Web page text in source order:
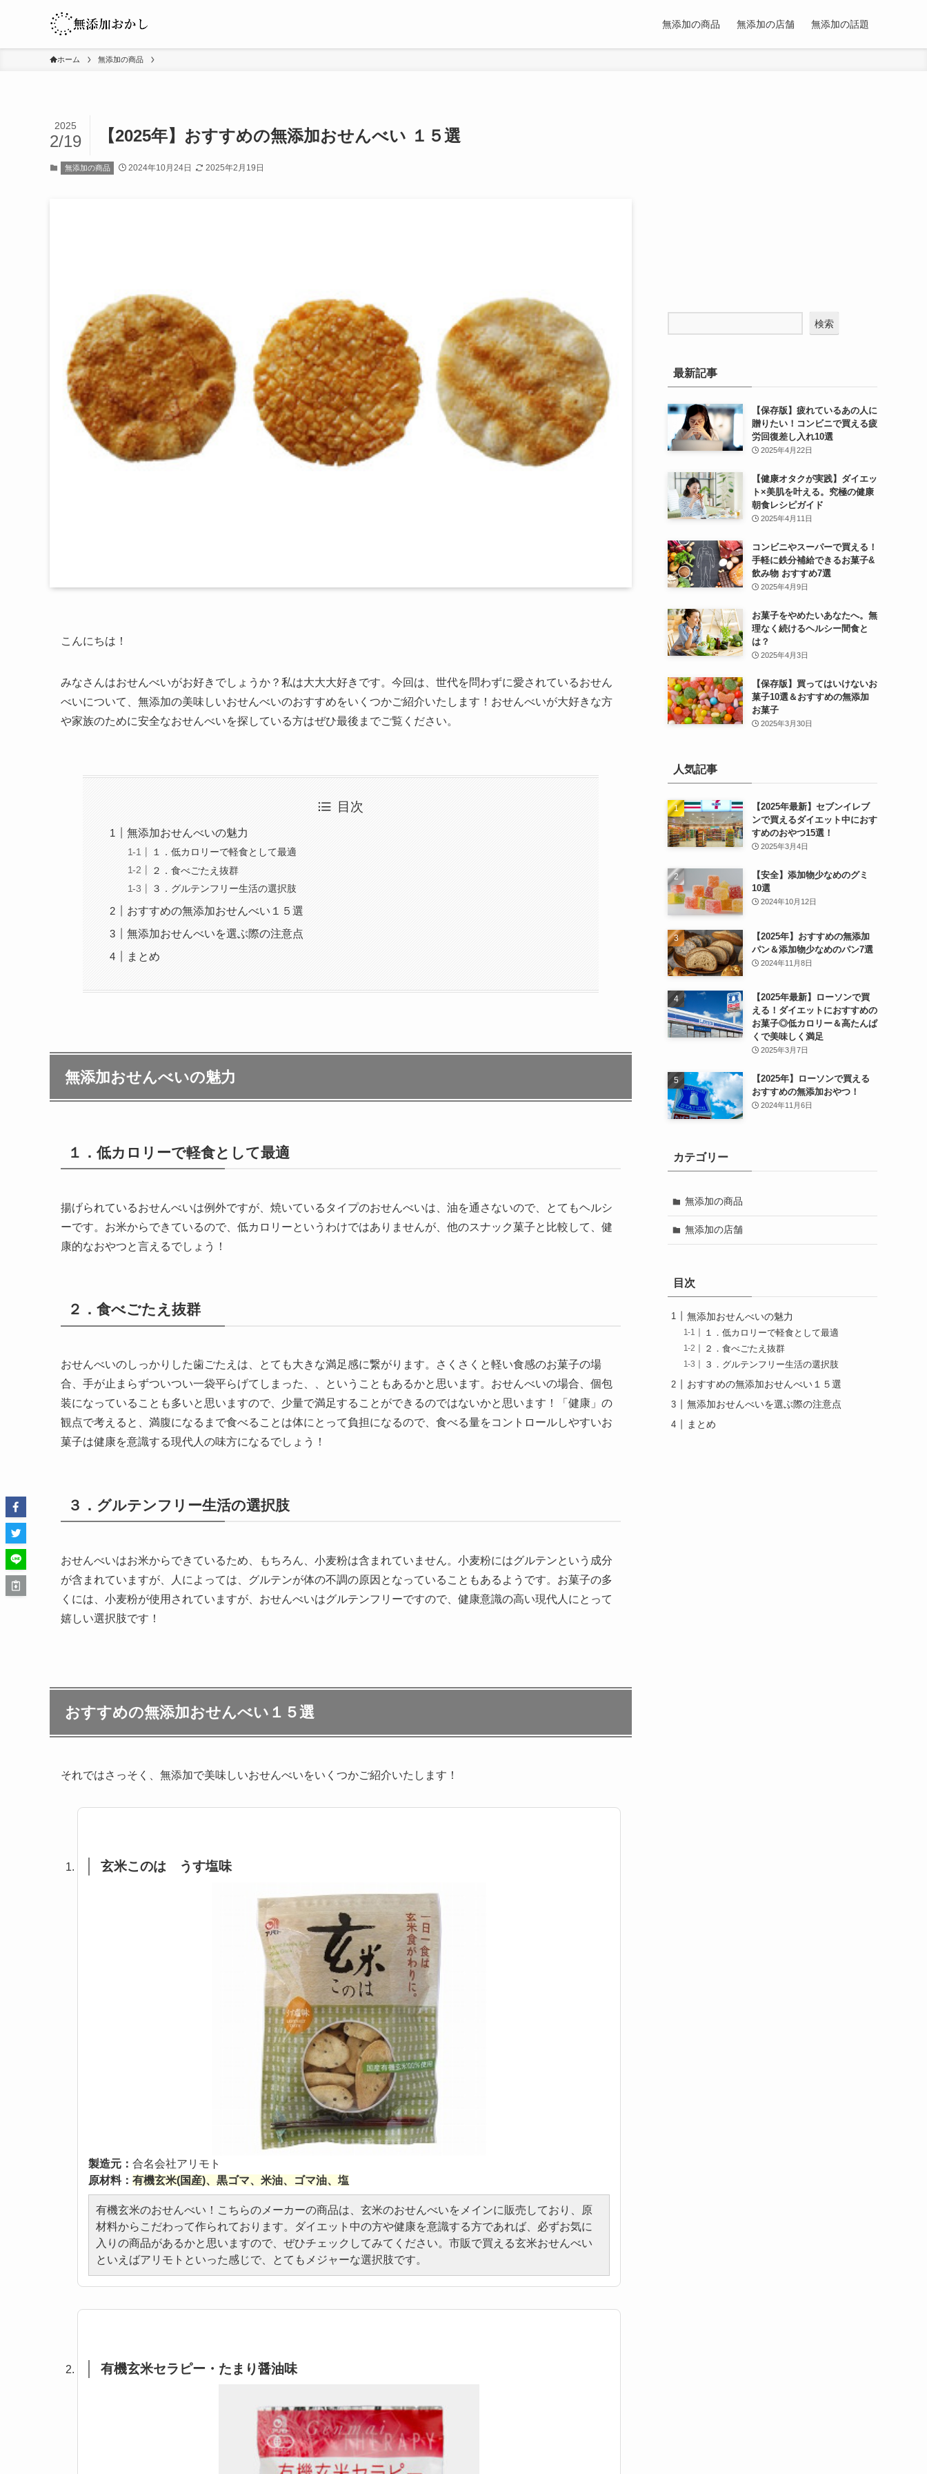
無添加の商品 無添加の店舗 無添加の話題
ホーム 無添加の商品
【2025年】おすすめの無添加おせんべい １５選
2025
2/19
無添加の商品 2024年10月24日 2025年2月19日
こんにちは！
みなさんはおせんべいがお好きでしょうか？私は大大大好きです。今回は、世代を問わずに愛されているおせん
べいについて、無添加の美味しいおせんべいのおすすめをいくつかご紹介いたします！おせんべいが大好きな方
や家族のために安全なおせんべいを探している方はぜひ最後までご覧ください。
目次
無添加おせんべいの魅力
１．低カロリーで軽食として最適
２．食べごたえ抜群
３．グルテンフリー生活の選択肢
おすすめの無添加おせんべい１５選
無添加おせんべいを選ぶ際の注意点
まとめ
無添加おせんべいの魅力
１．低カロリーで軽食として最適
揚げられているおせんべいは例外ですが、焼いているタイプのおせんべいは、油を通さないので、とてもヘルシ
ーです。お米からできているので、低カロリーというわけではありませんが、他のスナック菓子と比較して、健
康的なおやつと言えるでしょう！
２．食べごたえ抜群
おせんべいのしっかりした歯ごたえは、とても大きな満足感に繋がります。さくさくと軽い食感のお菓子の場
合、手が止まらずついつい一袋平らげてしまった、、ということもあるかと思います。おせんべいの場合、個包
装になっていることも多いと思いますので、少量で満足することができるのではないかと思います！「健康」の
観点で考えると、満腹になるまで食べることは体にとって負担になるので、食べる量をコントロールしやすいお
菓子は健康を意識する現代人の味方になるでしょう！
３．グルテンフリー生活の選択肢
おせんべいはお米からできているため、もちろん、小麦粉は含まれていません。小麦粉にはグルテンという成分
が含まれていますが、人によっては、グルテンが体の不調の原因となっていることもあるようです。お菓子の多
くには、小麦粉が使用されていますが、おせんべいはグルテンフリーですので、健康意識の高い現代人にとって
嬉しい選択肢です！
おすすめの無添加おせんべい１５選
それではさっそく、無添加で美味しいおせんべいをいくつかご紹介いたします！
玄米このは うす塩味
製造元： 合名会社アリモト
原材料： 有機玄米(国産)、黒ゴマ、米油、ゴマ油、塩
有機玄米のおせんべい！こちらのメーカーの商品は、玄米のおせんべいをメインに販売しており、原
材料からこだわって作られております。ダイエット中の方や健康を意識する方であれば、必ずお気に
入りの商品があるかと思いますので、ぜひチェックしてみてください。市販で買える玄米おせんべい
といえばアリモトといった感じで、とてもメジャーな選択肢です。
有機玄米セラピー・たまり醤油味
検索
最新記事
【保存版】疲れているあの人に
贈りたい！コンビニで買える疲
労回復差し入れ10選
2025年4月22日
【健康オタクが実践】ダイエッ
ト×美肌を叶える。究極の健康
朝食レシピガイド
2025年4月11日
コンビニやスーパーで買える！
手軽に鉄分補給できるお菓子&
飲み物 おすすめ7選
2025年4月9日
お菓子をやめたいあなたへ。無
理なく続けるヘルシー間食と
は？
2025年4月3日
【保存版】買ってはいけないお
菓子10選＆おすすめの無添加
お菓子
2025年3月30日
人気記事
【2025年最新】セブンイレブ
ンで買えるダイエット中におす
すめのおやつ15選！
2025年3月4日
【安全】添加物少なめのグミ
10選
2024年10月12日
【2025年】おすすめの無添加
パン＆添加物少なめのパン7選
2024年11月8日
【2025年最新】ローソンで買
える！ダイエットにおすすめの
お菓子◎低カロリー＆高たんぱ
くで美味しく満足
2025年3月7日
【2025年】ローソンで買える
おすすめの無添加おやつ！
2024年11月6日
カテゴリー
無添加の商品
無添加の店舗
目次
無添加おせんべいの魅力
１．低カロリーで軽食として最適
２．食べごたえ抜群
３．グルテンフリー生活の選択肢
おすすめの無添加おせんべい１５選
無添加おせんべいを選ぶ際の注意点
まとめ